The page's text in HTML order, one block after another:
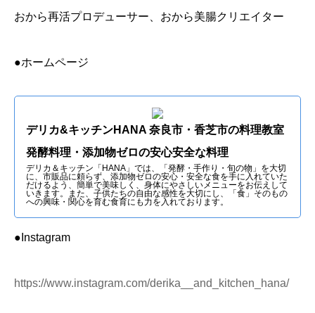
おから再活プロデューサー、おから美腸クリエイター
●ホームページ
デリカ&キッチンHANA 奈良市・香芝市の料理教室
発酵料理・添加物ゼロの安心安全な料理
デリカ＆キッチン「HANA」では、「発酵・手作り・旬の物」を大切
に、市販品に頼らず、添加物ゼロの安心・安全な食を手に入れていた
だけるよう、簡単で美味しく、身体にやさしいメニューをお伝えして
いきます。また、子供たちの自由な感性を大切にし、「食」そのもの
への興味・関心を育む食育にも力を入れております。
●Instagram
https://www.instagram.com/derika__and_kitchen_hana/